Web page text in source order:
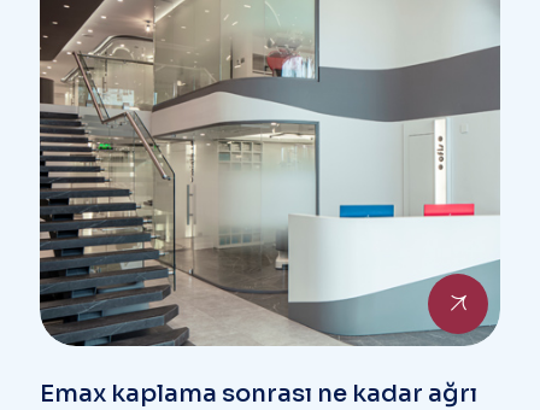
Emax kaplama sonrası ne kadar ağrı